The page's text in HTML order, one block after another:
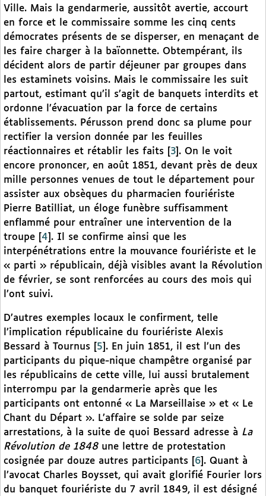
Ville. Mais la gendarmerie, aussitôt avertie, accourt
en force et le commissaire somme les cinq cents
démocrates présents de se disperser, en menaçant de
les faire charger à la baïonnette. Obtempérant, ils
décident alors de partir déjeuner par groupes dans
les estaminets voisins. Mais le commissaire les suit
partout, estimant qu’il s’agit de banquets interdits et
ordonne l’évacuation par la force de certains
établissements. Pérusson prend donc sa plume pour
rectifier la version donnée par les feuilles
réactionnaires et rétablir les faits
3 . On le voit
encore prononcer, en août 1851, devant près de deux
mille personnes venues de tout le département pour
assister aux obsèques du pharmacien fouriériste
Pierre Batilliat, un éloge funèbre suffisamment
enflammé pour entraîner une intervention de la
troupe
4 . Il se confirme ainsi que les
interpénétrations entre la mouvance fouriériste et le
« parti » républicain, déjà visibles avant la Révolution
de février, se sont renforcées au cours des mois qui
l’ont suivi.
D’autres exemples locaux le confirment, telle
l’implication républicaine du fouriériste Alexis
Bessard à Tournus
5 . En juin 1851, il est l’un des
participants du pique-nique champêtre organisé par
les républicains de cette ville, lui aussi brutalement
interrompu par la gendarmerie après que les
participants ont entonné « La Marseillaise » et « Le
Chant du Départ ». L’affaire se solde par seize
arrestations, à la suite de quoi Bessard adresse à La
Révolution de 1848une lettre de protestation
cosignée par douze autres participants
6 . Quant à
l’avocat Charles Boysset, qui avait glorifié Fourier lors
du banquet fouriériste du 7 avril 1849, il est désigné